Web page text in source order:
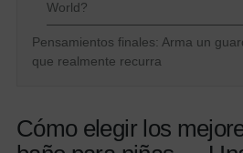
World?
Pensamientos finales: Arma un
que realmente recurra
Cómo elegir los